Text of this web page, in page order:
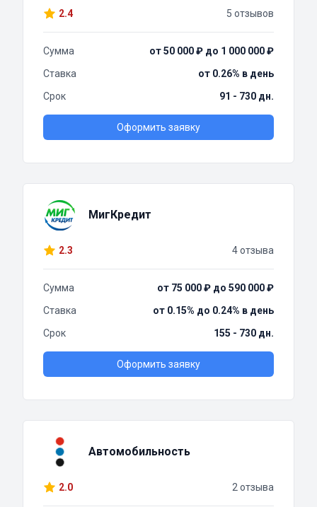
2.4 5 отзывов
Сумма
от 50 000 ₽ до 1 000 000 ₽
Ставка
от 0.26% в день
Срок
91 - 730 дн.
Оформить заявку
МигКредит
2.3 4 отзыва
Сумма
от 75 000 ₽ до 590 000 ₽
Ставка
от 0.15% до 0.24% в день
Срок
155 - 730 дн.
Оформить заявку
Автомобильность
2.0 2 отзыва